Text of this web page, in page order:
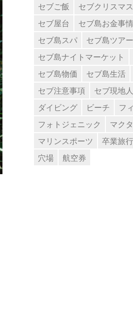
セブご飯
セブクリスマス
セブ屋台
セブ島お金事情
セブ島スパ
セブ島ツアー
セブ島ナイトマーケット
セブ島物価
セブ島生活
セブ注意事項
セブ現地人
ダイビング
ビーチ
フ
フォトジェニック
マク
マリンスポーツ
卒業旅行
穴場
航空券